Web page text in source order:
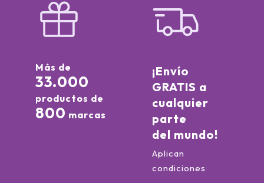
Más de
33.000
productos de
800 marcas
¡Envío
GRATIS a
cualquier
parte
del mundo!
Aplican
condiciones